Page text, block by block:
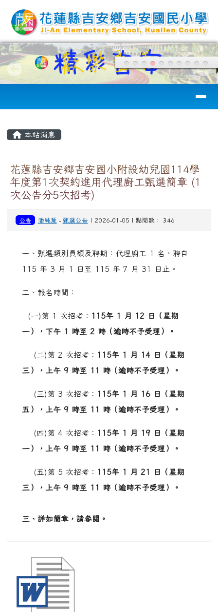
花蓮縣吉安國小
本站消息
花蓮縣吉安鄉吉安國小附設幼兒園114學
年度第1次契約進用代理廚工甄選簡章 (1
次公告分5次招考)
公告 潘純慧 - 甄選公告 | 2026-01-05 | 點閱數： 346
一、甄選類別員額及聘期：代理廚工 1 名，聘自
115 年 3 月 1 日至 115 年 7 月 31 日止。
二、報名時間：
(一)第 1 次招考： 115年 1 月 12 日（星期
一），下午 1 時至 2 時（逾時不予受理）。
(二)第 2 次招考： 115年 1 月 14 日（星期
三），上午 9 時至 11 時（逾時不予受理）。
(三)第 3 次招考： 115年 1 月 16 日（星期
五），上午 9 時至 11 時（逾時不予受理）。
(四)第 4 次招考： 115年 1 月 19 日（星期
一），上午 9 時至 11 時（逾時不予受理）。
(五)第 5 次招考： 115年 1 月 21 日（星期
三），上午 9 時至 11 時（逾時不予受理）。
三、詳如簡章，請參閱。